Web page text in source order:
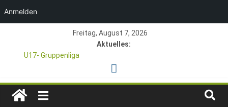
Anmelden
springen
Freitag, August 7, 2026
Aktuelles:
U17- Gruppenliga
*U17-Junioren steigen in die Gruppenliga auf*
1. Mai – Charity-Fußballturnier für Hobbymannschaften
Pfingstturnier 23. – 24.05.2026 – Restplätze noch frei
TSG